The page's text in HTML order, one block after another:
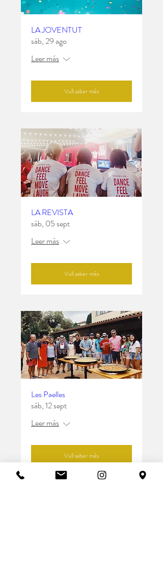
LA JOVENTUT
sáb, 29 ago
Leer más
Vull saber més
LA REVISTA
sáb, 05 sept
Leer más
Vull saber més
Les Paelles
sáb, 12 sept
Leer más
Vull saber més